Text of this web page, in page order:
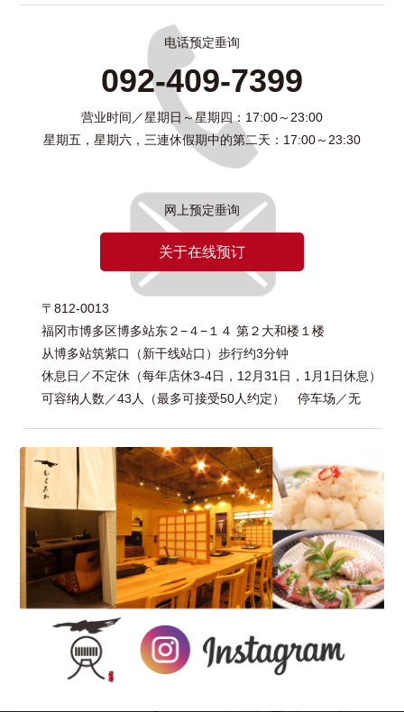
电话预定垂询
092-409-7399
营业时间／星期日～星期四：17:00～23:00
星期五，星期六，三連休假期中的第二天：17:00～23:30
网上预定垂询
关于在线预订
〒812-0013
福冈市博多区博多站东２−４−１４ 第２大和楼１楼
从博多站筑紫口（新干线站口）步行约3分钟
休息日／不定休（每年店休3-4日，12月31日，1月1日休息）
可容纳人数／43人（最多可接受50人约定） 停车场／无